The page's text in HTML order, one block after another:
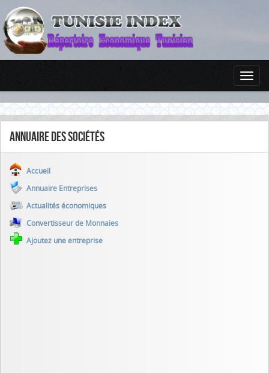
Annuaire des sociétés
Accueil
Annuaire Entreprises
Actualités économiques
Convertisseur de Monnaies
Ajoutez une entreprise